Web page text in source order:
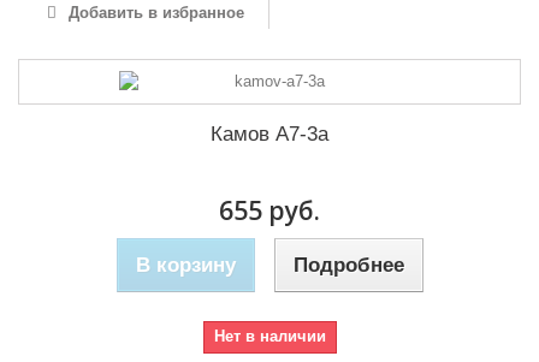
Добавить в избранное
Камов А7-3а
655 руб.
В корзину Подробнее
Нет в наличии